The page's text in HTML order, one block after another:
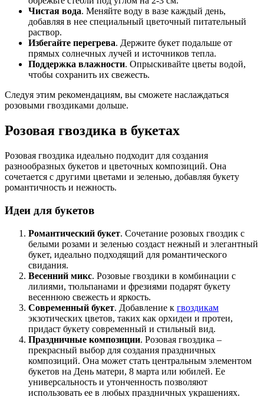
Чистая вода. Меняйте воду в вазе каждый день,
добавляя в нее специальный цветочный питательный
раствор.
Избегайте перегрева. Держите букет подальше от
прямых солнечных лучей и источников тепла.
Поддержка влажности. Опрыскивайте цветы водой,
чтобы сохранить их свежесть.
Следуя этим рекомендациям, вы сможете наслаждаться
розовыми гвоздиками дольше.
Розовая гвоздика в букетах
Розовая гвоздика идеально подходит для создания
разнообразных букетов и цветочных композиций. Она
сочетается с другими цветами и зеленью, добавляя букету
романтичность и нежность.
Идеи для букетов
Романтический букет. Сочетание розовых гвоздик с
белыми розами и зеленью создаст нежный и элегантный
букет, идеально подходящий для романтического
свидания.
Весенний микс. Розовые гвоздики в комбинации с
лилиями, тюльпанами и фрезиями подарят букету
весеннюю свежесть и яркость.
Современный букет. Добавление к гвоздикам
экзотических цветов, таких как орхидеи и протеи,
придаст букету современный и стильный вид.
Праздничные композиции. Розовая гвоздика –
прекрасный выбор для создания праздничных
композиций. Она может стать центральным элементом
букетов на День матери, 8 марта или юбилей. Ее
универсальность и утонченность позволяют
использовать ее в любых праздничных украшениях.